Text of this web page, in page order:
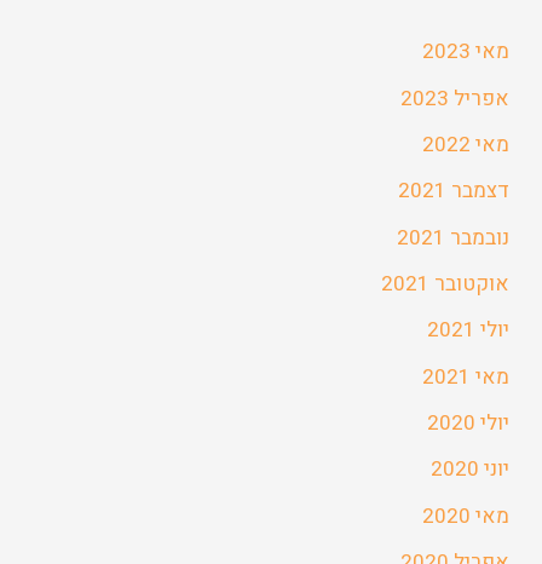
מאי 2023
אפריל 2023
מאי 2022
דצמבר 2021
נובמבר 2021
אוקטובר 2021
יולי 2021
מאי 2021
יולי 2020
יוני 2020
מאי 2020